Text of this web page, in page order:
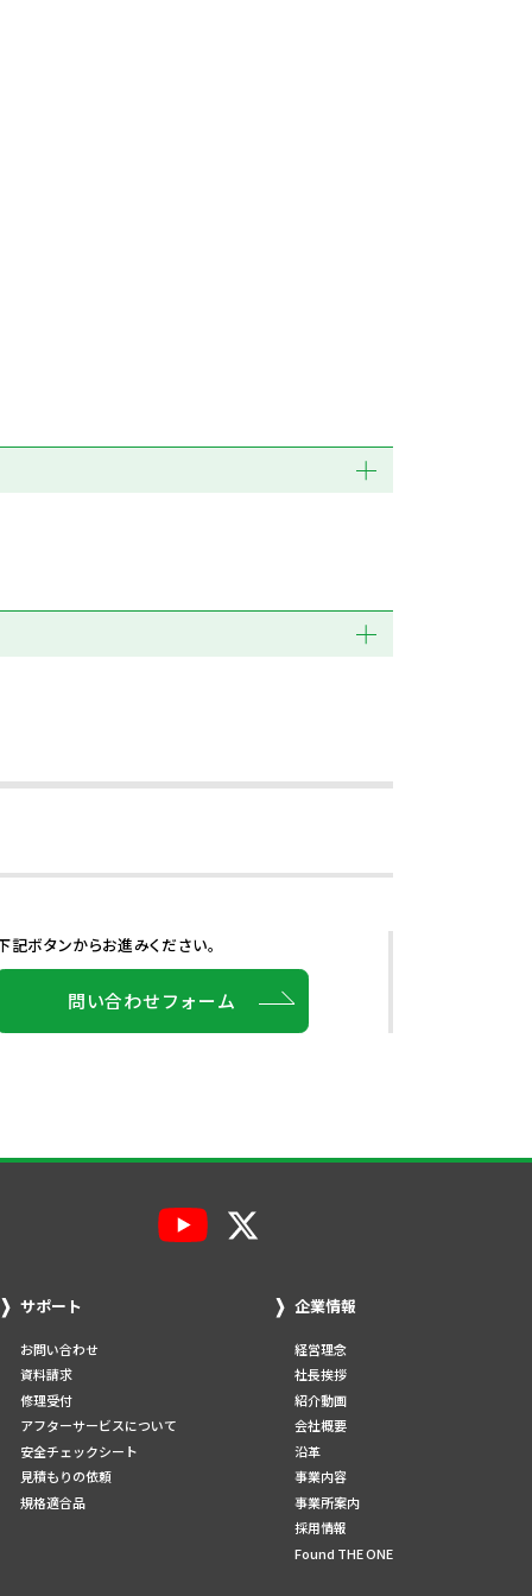
記ボタンからお進みください。
問い合わせフォーム
サポート
お問い合わせ
資料請求
修理受付
アフターサービスについて
安全チェックシート
見積もりの依頼
規格適合品
企業情報
経営理念
社長挨拶
紹介動画
会社概要
沿革
事業内容
事業所案内
採用情報
Found THE ONE